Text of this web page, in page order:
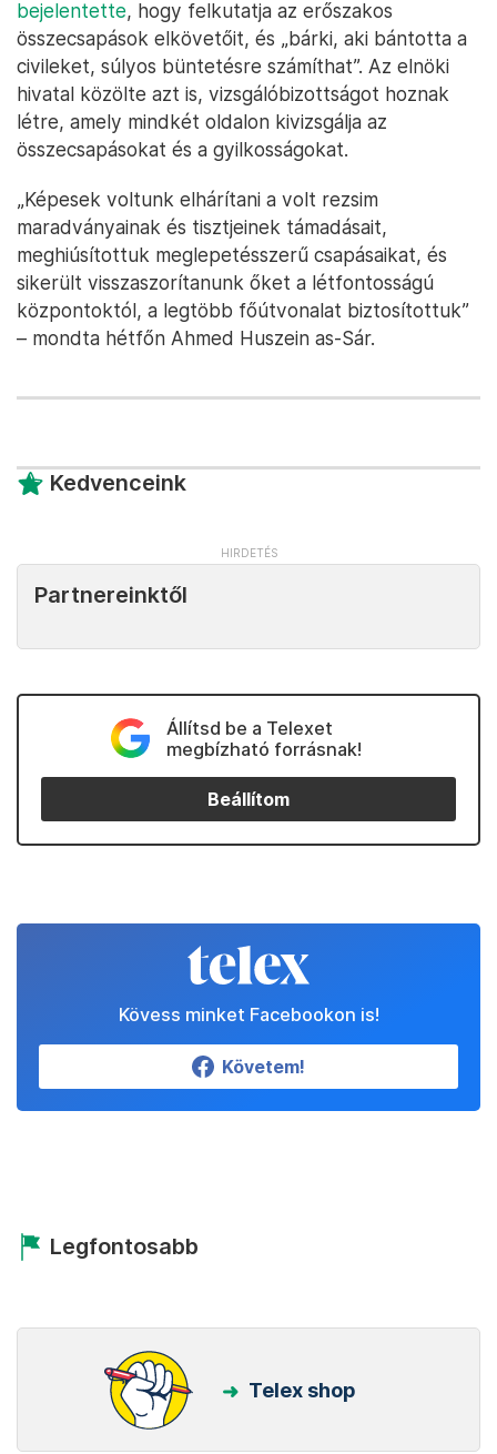
bejelentette, hogy felkutatja az erőszakos
összecsapások elkövetőit, és „bárki, aki bántotta a
civileket, súlyos büntetésre számíthat”. Az elnöki
hivatal közölte azt is, vizsgálóbizottságot hoznak
létre, amely mindkét oldalon kivizsgálja az
összecsapásokat és a gyilkosságokat.
„Képesek voltunk elhárítani a volt rezsim
maradványainak és tisztjeinek támadásait,
meghiúsítottuk meglepetésszerű csapásaikat, és
sikerült visszaszorítanunk őket a létfontosságú
központoktól, a legtöbb főútvonalat biztosítottuk”
– mondta hétfőn Ahmed Huszein as-Sár.
Kedvenceink
Partnereinktől
Állítsd be a Telexet
megbízható forrásnak!
Beállítom
Kövess minket Facebookon is!
Követem!
Legfontosabb
Telex shop